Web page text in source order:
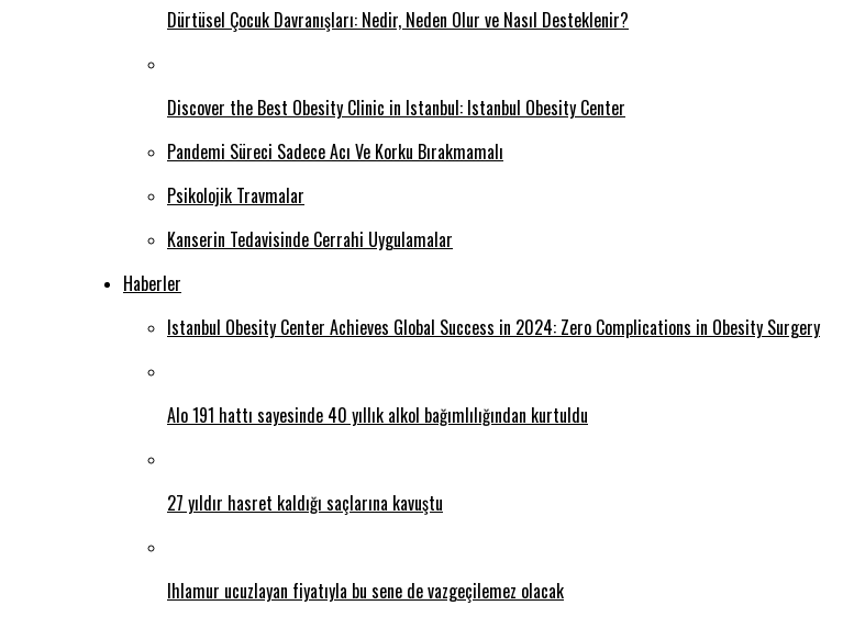
Dürtüsel Çocuk Davranışları: Nedir, Neden Olur ve Nasıl Desteklenir?
Discover the Best Obesity Clinic in Istanbul: Istanbul Obesity Center
Pandemi Süreci Sadece Acı Ve Korku Bırakmamalı
Psikolojik Travmalar
Kanserin Tedavisinde Cerrahi Uygulamalar
Haberler
Istanbul Obesity Center Achieves Global Success in 2024: Zero Complications in Obesity Surgery
Alo 191 hattı sayesinde 40 yıllık alkol bağımlılığından kurtuldu
27 yıldır hasret kaldığı saçlarına kavuştu
Ihlamur ucuzlayan fiyatıyla bu sene de vazgeçilemez olacak